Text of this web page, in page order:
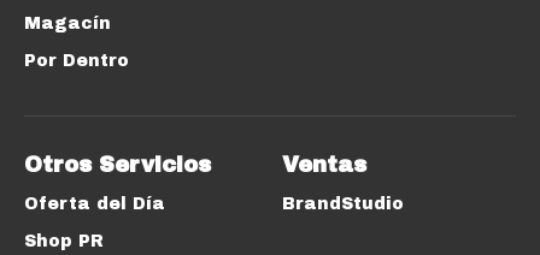
Magacín
Por Dentro
Otros Servicios
Oferta del Día
Shop PR
Ventas
BrandStudio